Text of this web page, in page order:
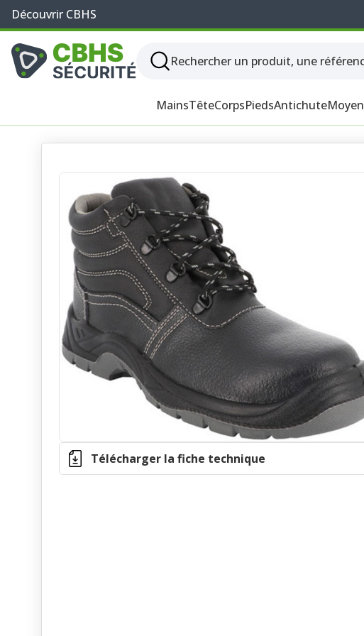
Découvrir CBHS
MainsTêteCorpsPiedsAntichute
Télécharger la fiche technique